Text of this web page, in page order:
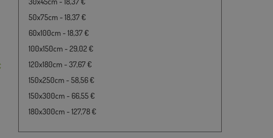
50x75cm - 18,37 €
60x100cm - 18,37 €
100x150cm - 29,02 €
120x180cm - 37,67 €
150x250cm - 58,56 €
150x300cm - 66,55 €
180x300cm - 127,78 €